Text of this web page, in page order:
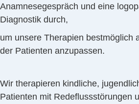
Anamnesegespräch und eine
Diagnostik durch,
um unsere Therapien bestmöglich
der Patienten anzupassen.
Wir therapieren kindliche,
Patienten mit Redeflussstörungen